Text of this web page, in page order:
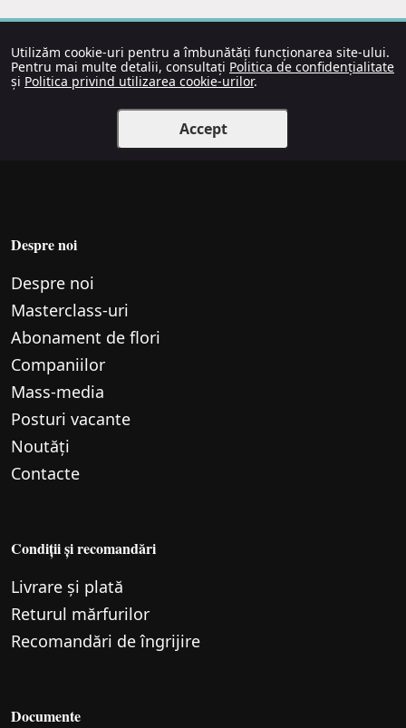
Utilizăm cookie-uri pentru a îmbunătăți funcționarea site-ului.
Pentru mai multe detalii, consultați Politica de confidențialitate
și Politica privind utilizarea cookie-urilor.
Accept
Despre noi
Despre noi
Маsterclass-uri
Abonament de flori
Companiilor
Mass-media
Posturi vacante
Noutăți
Contacte
Condiții și recomandări
Livrare și plată
Returul mărfurilor
Recomandări de îngrijire
Documente